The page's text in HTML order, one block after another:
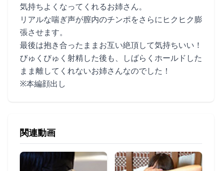
気持ちよくなってくれるお姉さん。
リアルな喘ぎ声が膣内のチンポをさらにヒクヒク膨
張させます。
最後は抱き合ったままお互い絶頂して気持ちいい！
びゅくびゅく射精した後も、しばらくホールドした
まま離してくれないお姉さんなのでした！
※本編顔出し
関連動画